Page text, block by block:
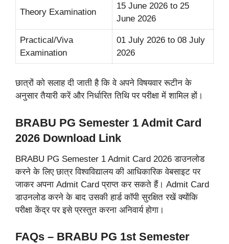
Theory Examination
15 June 2026 to 25
June 2026
Practical/Viva
Examination
01 July 2026 to 08 July
2026
छात्रों को सलाह दी जाती है कि वे अपने विषयवार रूटीन के
अनुसार तैयारी करें और निर्धारित तिथि पर परीक्षा में शामिल हों।
BRABU PG Semester 1 Admit Card
2026 Download Link
BRABU PG Semester 1 Admit Card 2026 डाउनलोड
करने के लिए छात्र विश्वविद्यालय की आधिकारिक वेबसाइट पर
जाकर अपना Admit Card प्राप्त कर सकते हैं। Admit Card
डाउनलोड करने के बाद उसकी हार्ड कॉपी सुरक्षित रखें क्योंकि
परीक्षा केंद्र पर इसे प्रस्तुत करना अनिवार्य होगा।
FAQs – BRABU PG 1st Semester